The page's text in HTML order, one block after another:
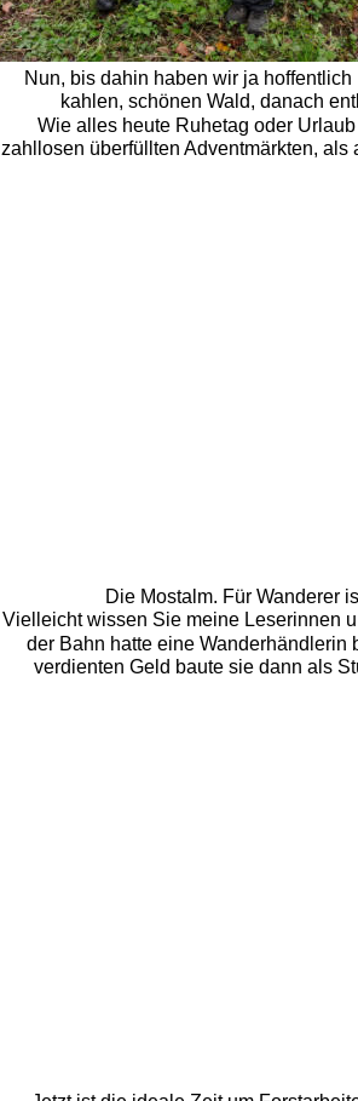
Nun, bis dahin haben wir ja
kahlen, schönen Wald, danach
Wie alles heute Ruhetag oder
zahllosen überfüllten Adventmärkten,
Die Mostalm. Für Wanderer
Vielleicht wissen Sie meine Leserinnen
der Bahn hatte eine Wanderhändlerin
verdienten Geld baute sie dann als